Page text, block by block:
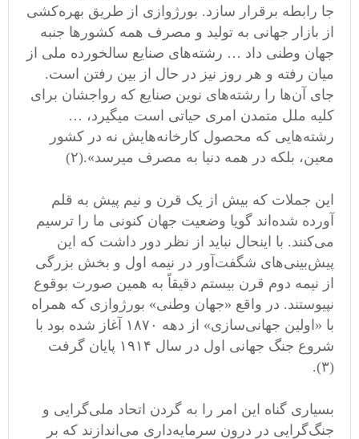
جا رابطه برقرار سازد. بورژوازى از طریق بهره‌کشى
از بازار جهانى به تولید و مصرف همه کشورها جنبه
جهان وطنى داد … رشته‌هاى صنایع سالخورده ملى از
میان رفته و هر روز نیز در حال از بین رفتن است.
جاى آن‌ها را رشته‌هاى نوین صنایع که رواجشان براى
کلیه ملل متمدن امرى حیاتى است میگیرد، …
رشته‌هایى که محصول کارخانه‌هایش نه در کشور
معین، بلکه در همه دنیا به مصرف میرسد».(۲)
این جملات که بیش از یک قرن و نیم پیش به قلم
آورده شده‌اند گویا وضعیت جهان کنونی ما را ترسیم
می‌کنند. با اینحال نباید از نظر دور داشت که این
پیش‌بینی‌های شگفت‌آور در نیمه اول و بخش بزرگی
از نیمه دوم قرن بیستم دقیقاً به همین صورت بوقوع
نپیوستند. در واقع «جهان وطنی» بورژوازی که همراه
با «اولین جهانی‌سازی» از دهه ۱۸۷۰ آغاز شده بود با
شروع جنگ جهانی اول در سال ۱۹۱۴ پایان گرفت
(۳).
بسیاری گناه این امر را به گردن اتحاد ملی‌گرایی و
جنگ‌گرایی در درون سرمایه‌داری می‌اندازند که بر